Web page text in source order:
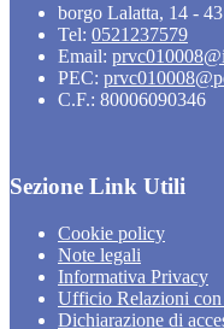
borgo Lalatta, 14 -
Tel: 0521237579
Email:
PEC:
C.F.: 80006090346
Sezione Link Utili
Cookie policy
Note legali
Informativa Privacy
Ufficio Relazioni
Dichiarazione di